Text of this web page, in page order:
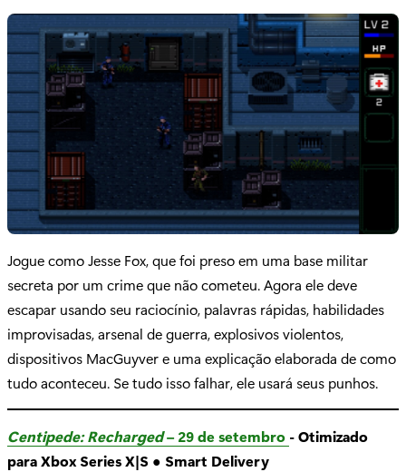
Jogue como Jesse Fox, que foi preso em uma base militar
secreta por um crime que não cometeu. Agora ele deve
escapar usando seu raciocínio, palavras rápidas, habilidades
improvisadas, arsenal de guerra, explosivos violentos,
dispositivos MacGuyver e uma explicação elaborada de como
tudo aconteceu. Se tudo isso falhar, ele usará seus punhos.
Centipede: Recharged– 29 de setembro - Otimizado
para Xbox Series X|S ● Smart Delivery